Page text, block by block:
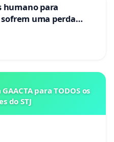
humano para
uma perda
portugueses
para TODOS os
do STJ